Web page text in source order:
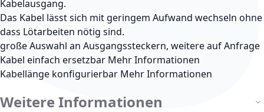
Kabelausgang.
Das Kabel lässt sich mit geringem Aufwand wechseln ohne
dass Lötarbeiten nötig sind.
große Auswahl an Ausgangssteckern, weitere auf Anfrage
Kabel einfach ersetzbar Mehr Informationen
Kabellänge konfigurierbar Mehr Informationen
Weitere Informationen